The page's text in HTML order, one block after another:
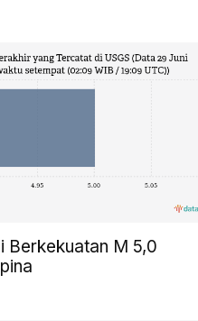
Berkekuatan M 5,0